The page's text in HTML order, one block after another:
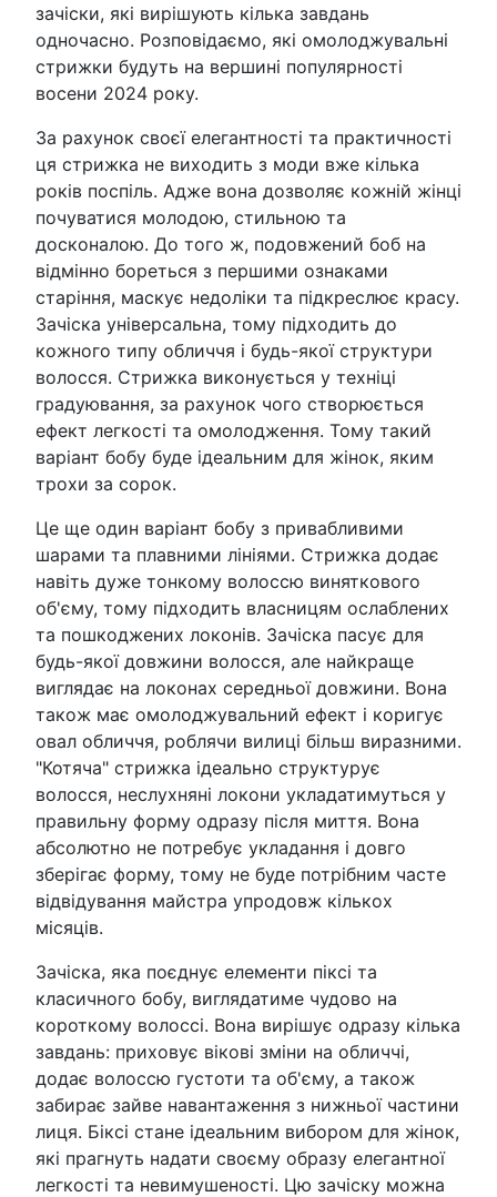
зачіски, які вирішують кілька завдань
одночасно. Розповідаємо, які омолоджувальні
стрижки будуть на вершині популярності
восени 2024 року.
За рахунок своєї елегантності та практичності
ця стрижка не виходить з моди вже кілька
років поспіль. Адже вона дозволяє кожній жінці
почуватися молодою, стильною та
досконалою. До того ж, подовжений боб на
відмінно бореться з першими ознаками
старіння, маскує недоліки та підкреслює красу.
Зачіска універсальна, тому підходить до
кожного типу обличчя і будь-якої структури
волосся. Стрижка виконується у техніці
градуювання, за рахунок чого створюється
ефект легкості та омолодження. Тому такий
варіант бобу буде ідеальним для жінок, яким
трохи за сорок.
Це ще один варіант бобу з привабливими
шарами та плавними лініями. Стрижка додає
навіть дуже тонкому волоссю виняткового
об'єму, тому підходить власницям ослаблених
та пошкоджених локонів. Зачіска пасує для
будь-якої довжини волосся, але найкраще
виглядає на локонах середньої довжини. Вона
також має омолоджувальний ефект і коригує
овал обличчя, роблячи вилиці більш виразними.
"Котяча" стрижка ідеально структурує
волосся, неслухняні локони укладатимуться у
правильну форму одразу після миття. Вона
абсолютно не потребує укладання і довго
зберігає форму, тому не буде потрібним часте
відвідування майстра упродовж кількох
місяців.
Зачіска, яка поєднує елементи піксі та
класичного бобу, виглядатиме чудово на
короткому волоссі. Вона вирішує одразу кілька
завдань: приховує вікові зміни на обличчі,
додає волоссю густоти та об'єму, а також
забирає зайве навантаження з нижньої частини
лиця. Біксі стане ідеальним вибором для жінок,
які прагнуть надати своєму образу елегантної
легкості та невимушеності. Цю зачіску можна